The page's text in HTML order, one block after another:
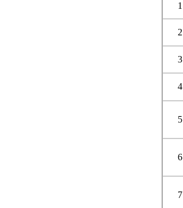
1
2
3
4
5
6
7